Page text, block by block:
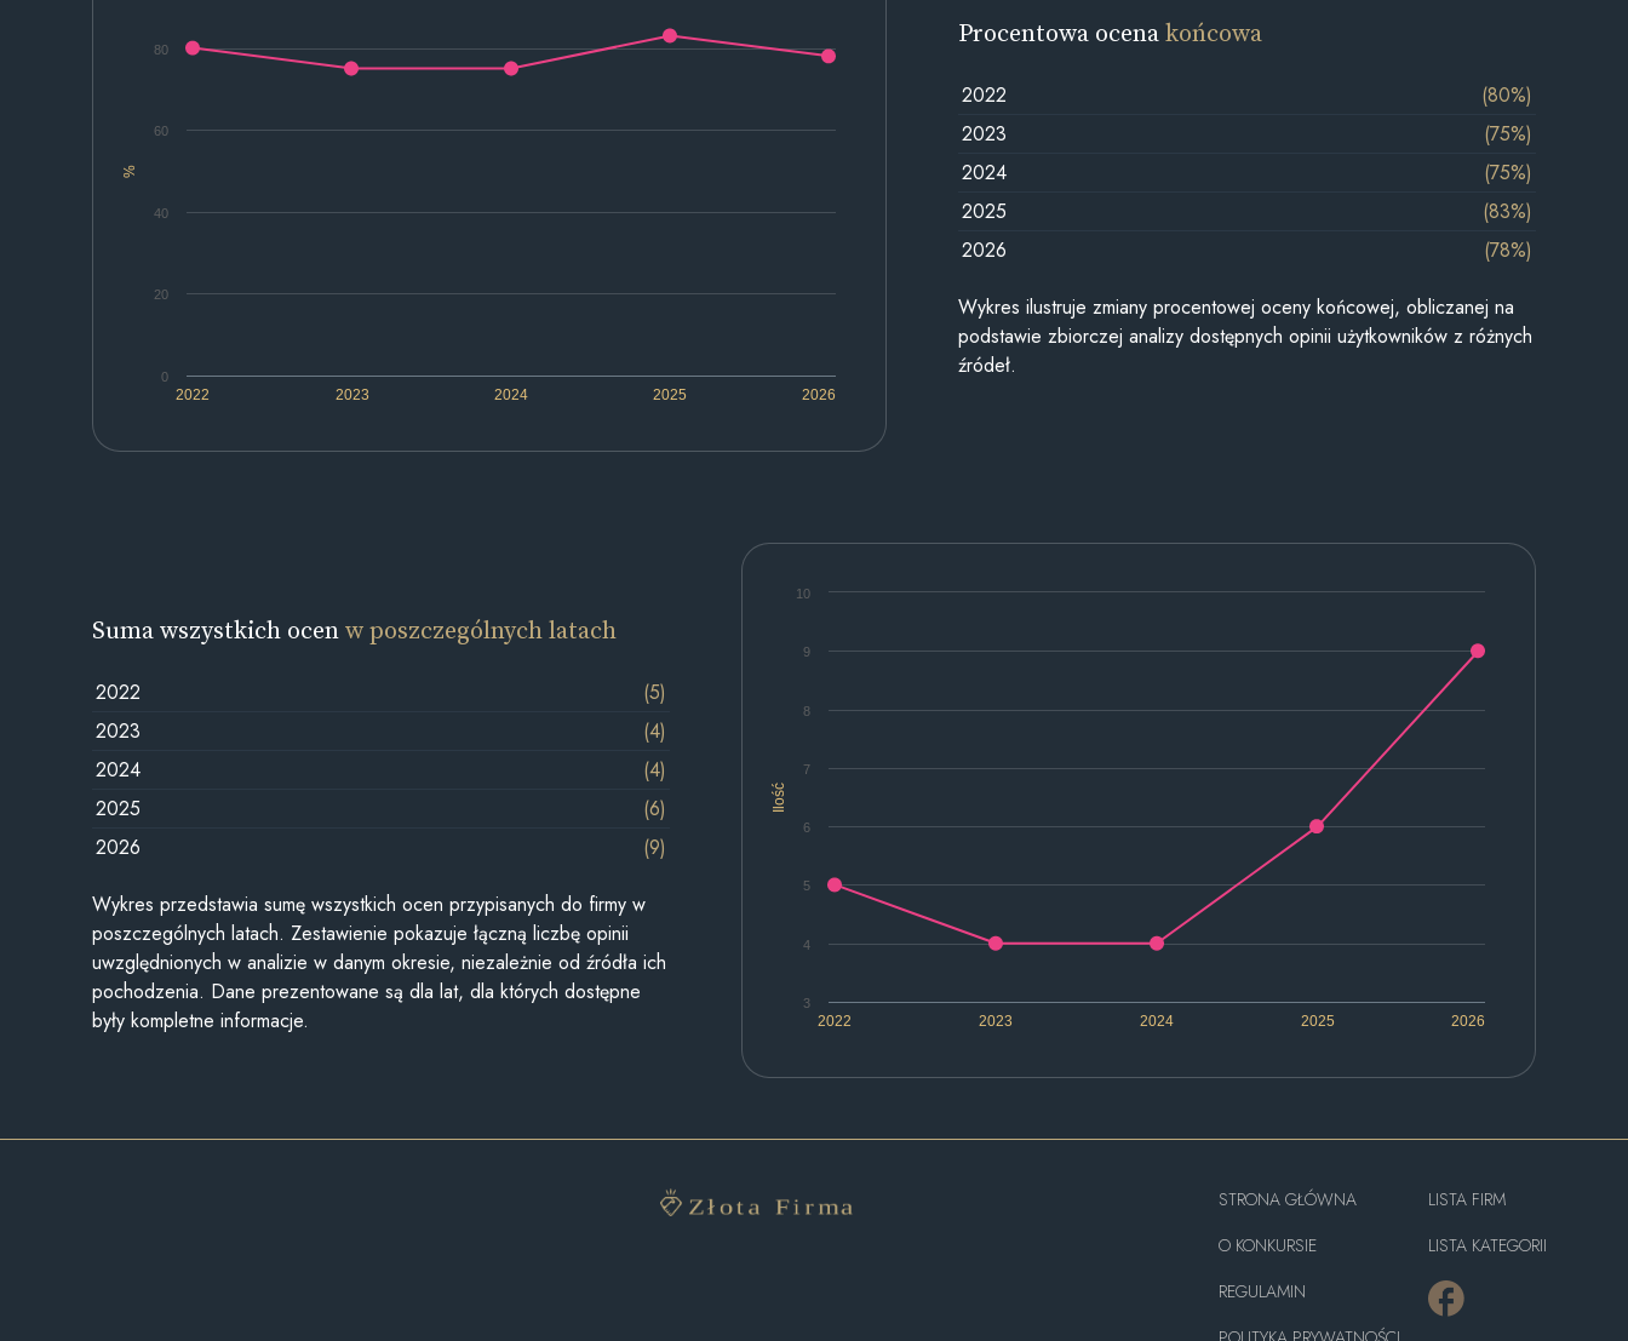
%
2022 2023 2024 2025 2026
0
20
40
60
80
Procentowa ocenakońcowa
2022
(80%)
2023
(75%)
2024
(75%)
2025
(83%)
2026
(78%)
Wykres ilustruje zmiany procentowej oceny końcowej, obliczanej na
podstawie zbiorczej analizy dostępnych opinii użytkowników z różnych
źródeł.
Ilość
2022 2023 2024 2025 2026
3
4
5
6
7
8
9
10
Suma wszystkich ocenw poszczególnych latach
2022
(5)
2023
(4)
2024
(4)
2025
(6)
2026
(9)
Wykres przedstawia sumę wszystkich ocen przypisanych do firmy w
poszczególnych latach. Zestawienie pokazuje łączną liczbę opinii
uwzględnionych w analizie w danym okresie, niezależnie od źródła ich
pochodzenia. Dane prezentowane są dla lat, dla których dostępne
były kompletne informacje.
STRONA GŁÓWNA
O KONKURSIE
REGULAMIN
LISTA FIRM
LISTA KATEGORII